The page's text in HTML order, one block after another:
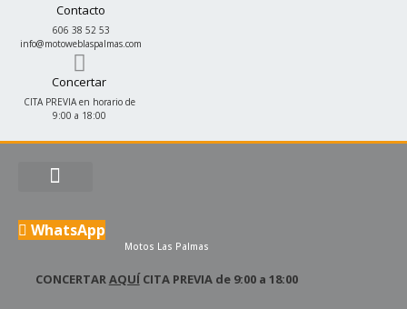
Contacto
606 38 52 53
info@motoweblaspalmas.com
Concertar
CITA PREVIA en horario de
9:00 a 18:00
WhatsApp
Motos Las Palmas
CONCERTAR AQUÍCITA PREVIA de 9:00 a 18:00